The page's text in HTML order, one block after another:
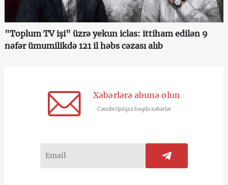
"Toplum TV işi" üzrə yekun iclas: ittiham edilən 9
nəfər ümumilikdə 121 il həbs cəzası alıb
Xəbərlərə abunə olun
Cənubi Qafqaz haqda xəbərlər